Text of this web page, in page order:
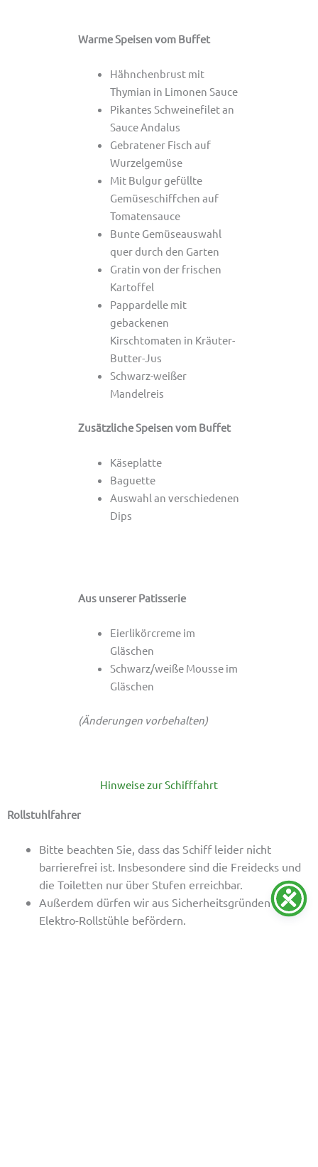
Warme Speisen vom Buffet
Hähnchenbrust mit
Thymian in Limonen Sauce
Pikantes Schweinefilet an
Sauce Andalus
Gebratener Fisch auf
Wurzelgemüse
Mit Bulgur gefüllte
Gemüseschiffchen auf
Tomatensauce
Bunte Gemüseauswahl
quer durch den Garten
Gratin von der frischen
Kartoffel
Pappardelle mit
gebackenen
Kirschtomaten in Kräuter-
Butter-Jus
Schwarz-weißer
Mandelreis
Zusätzliche Speisen vom Buffet
Käseplatte
Baguette
Auswahl an verschiedenen
Dips
Aus unserer Patisserie
Eierlikörcreme im
Gläschen
Schwarz/weiße Mousse im
Gläschen
(Änderungen vorbehalten)
Hinweise zur Schifffahrt
Rollstuhlfahrer
Bitte beachten Sie, dass das Schiff leider nicht
barrierefrei ist. Insbesondere sind die Freidecks und
die Toiletten nur über Stufen erreichbar.
Außerdem dürfen wir aus Sicherheitsgründen keine
Elektro-Rollstühle befördern.